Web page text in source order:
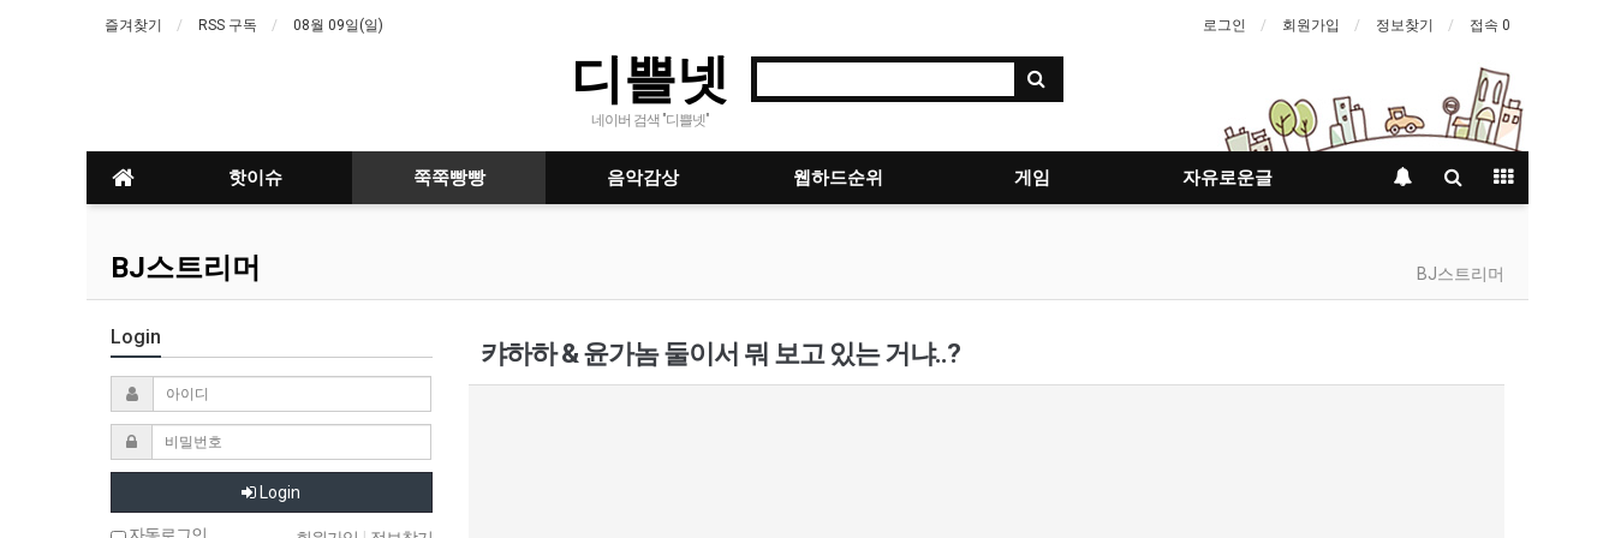
즐겨찾기 RSS 구독 08월 09일(일) 로그인 회원가입 정보찾기 접속 0
디쁠넷
네이버 검색 "디쁠넷"
핫이슈 쭉쭉빵빵 음악감상 웹하드순위 게임 자유로운글
BJ스트리머 BJ스트리머
캬하하 & 윤가놈 둘이서 뭐 보고 있는 거냐..?
Login
Login